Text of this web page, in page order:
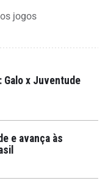
jogos
Galo x Juventude
e avança às